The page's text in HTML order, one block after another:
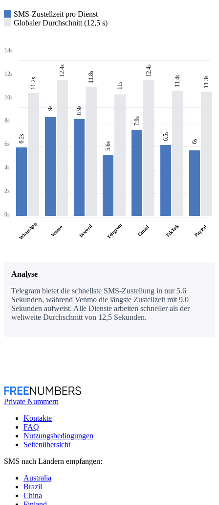
SMS-Zustellzeit pro Dienst
Globaler Durchschnitt (12,5 s)
14s
12s
10s
8s
6s
4s
2s
0s
6.2s
11.2s
WhatsApp
9s
12.4s
Venmo
8.9s
11.8s
Discord
5.6s
11s
Telegram
7.9s
12.4s
Gmail
6.5s
11.4s
TikTok
6s
11.3s
PayPal
Analyse
Telegram bietet die schnellste SMS-Zustellung in nur 5.6
Sekunden, während Venmo die längste Zustellzeit mit 9.0
Sekunden aufweist. Alle Dienste arbeiten schneller als der
weltweite Durchschnitt von 12,5 Sekunden.
Private Nummern
Kontakte
FAQ
Nutzungsbedingungen
Seitenübersicht
SMS nach Ländern empfangen:
Australia
Brazil
China